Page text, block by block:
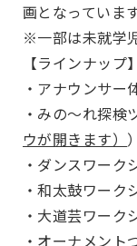
画となっています
※一部は未就学
【ラインナップ】
・アナウンサー
・みの～れ探検
ウが開きます） ）
・ダンスワーク
・和太鼓ワーク
・大道芸ワーク
・オーナメント